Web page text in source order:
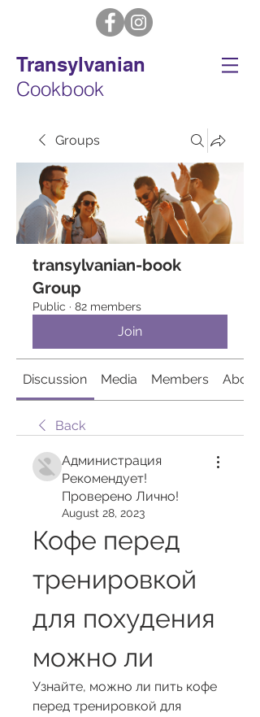
Transylvanian
Cookbook
Groups
transylvanian-book
Group
Public · 82 members
Join
Discussion Media Members About
Back
Администрация
Рекомендует!
Проверено Лично!
August 28, 2023
Кофе перед
тренировкой
для похудения
можно ли
Узнайте, можно ли пить кофе
перед тренировкой для